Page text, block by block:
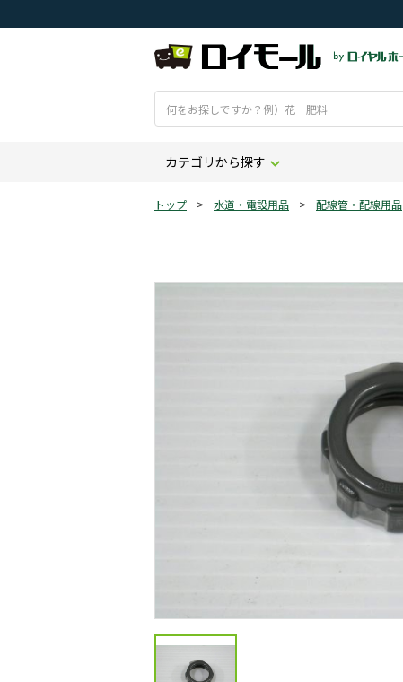
カテゴリから探す
トップ > 水道・電設用品 > 配線管・配線用品